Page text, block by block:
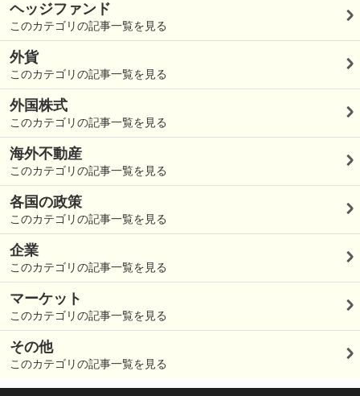
ヘッジファンド
このカテゴリの記事一覧を見る
外貨
このカテゴリの記事一覧を見る
外国株式
このカテゴリの記事一覧を見る
海外不動産
このカテゴリの記事一覧を見る
各国の政策
このカテゴリの記事一覧を見る
企業
このカテゴリの記事一覧を見る
マーケット
このカテゴリの記事一覧を見る
その他
このカテゴリの記事一覧を見る